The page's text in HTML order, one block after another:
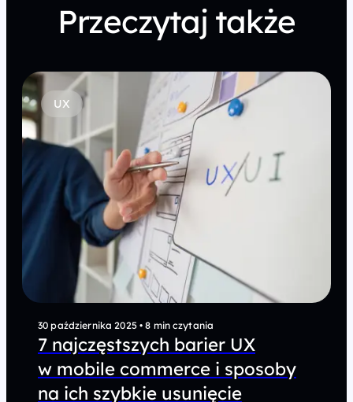
Przeczytaj także
UX
30 października 2025 • 8 min czytania
7 najczęstszych barier UX
w mobile commerce i sposoby
na ich szybkie usunięcie